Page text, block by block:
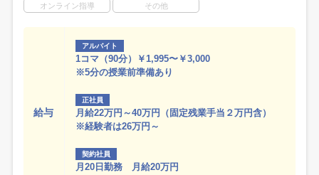
オンライン指導 その他
給与
アルバイト
1コマ（90分）￥1,995〜￥3,000
※5分の授業前準備あり
正社員
月給22万円～40万円（固定残業手当２万円含）
※経験者は26万円～
契約社員
月20日勤務 月給20万円